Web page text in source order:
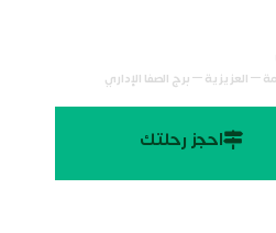
– العزيزية – برج الصفا الإداري
احجز رحلتك